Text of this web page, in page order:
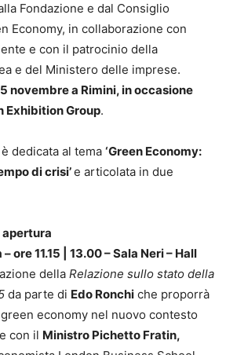
Fondazione e dal Consiglio
Economy, in collaborazione con
e con il patrocinio della
e del Ministero delle imprese.
novembre a Rimini, in occasione
Exhibition Group.
dedicata al tema ‘Green Economy:
di crisi’e articolata in due
apertura
ore 11.15 | 13.00 – Sala Neri – Hall
della Relazione sullo stato della
da parte di Edo Ronchi che proporrà
economy nel nuovo contesto
con il Ministro Pichetto Fratin,